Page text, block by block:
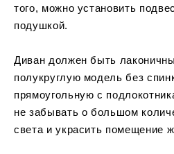
того, можно установить
подушкой.
Диван должен быть
полукруглую модель без
прямоугольную с
не забывать о большом
света и украсить помещение